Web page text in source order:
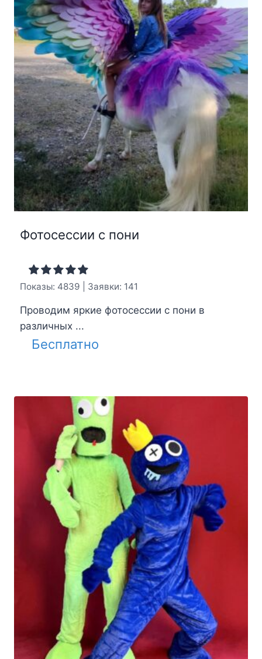
Фотосессии с пони
Показы: 4839 | Заявки: 141
Проводим яркие фотосессии с пони в
различных ...
Бесплатно